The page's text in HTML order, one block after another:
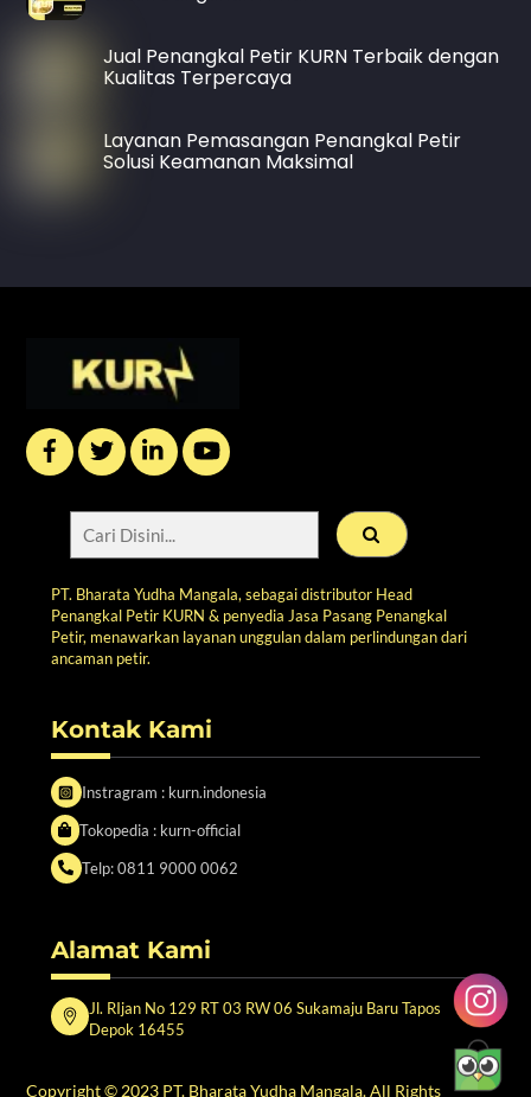
Jual Penangkal Petir KURN Terbaik dengan
Kualitas Terpercaya
Layanan Pemasangan Penangkal Petir
Solusi Keamanan Maksimal
PT. Bharata Yudha Mangala, sebagai distributor Head
Penangkal Petir KURN & penyedia Jasa Pasang Penangkal
Petir, menawarkan layanan unggulan dalam perlindungan dari
ancaman petir.
Kontak Kami
Instragram : kurn.indonesia
Tokopedia : kurn-official
Telp: 0811 9000 0062
Alamat Kami
Jl. RIjan No 129 RT 03 RW 06 Sukamaju Baru Tapos
Depok 16455
Copyright © 2023 PT. Bharata Yudha Mangala. All Rights